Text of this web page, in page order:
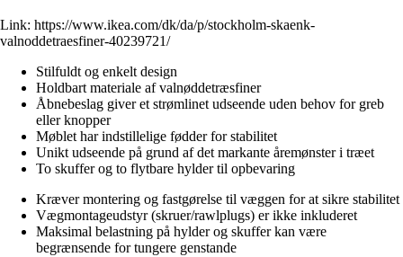
Link: https://www.ikea.com/dk/da/p/stockholm-skaenk-
valnoddetraesfiner-40239721/
Stilfuldt og enkelt design
Holdbart materiale af valnøddetræsfiner
Åbnebeslag giver et strømlinet udseende uden behov for greb
eller knopper
Møblet har indstillelige fødder for stabilitet
Unikt udseende på grund af det markante åremønster i træet
To skuffer og to flytbare hylder til opbevaring
Kræver montering og fastgørelse til væggen for at sikre stabilitet
Vægmontageudstyr (skruer/rawlplugs) er ikke inkluderet
Maksimal belastning på hylder og skuffer kan være
begrænsende for tungere genstande